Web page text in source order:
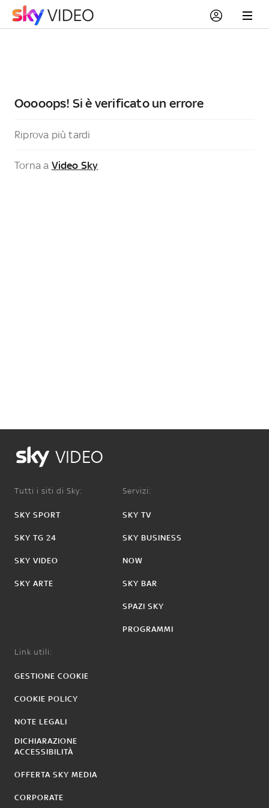
Ooooops! Si è verificato un errore
Riprova più tardi
Torna a Video Sky
VIDEO
Tutti i siti di Sky:
SKY SPORT
SKY TG 24
SKY VIDEO
SKY ARTE
Servizi:
SKY TV
SKY BUSINESS
NOW
SKY BAR
SPAZI SKY
PROGRAMMI
Link utili:
GESTIONE COOKIE
COOKIE POLICY
NOTE LEGALI
DICHIARAZIONE
ACCESSIBILITÀ
OFFERTA SKY MEDIA
CORPORATE